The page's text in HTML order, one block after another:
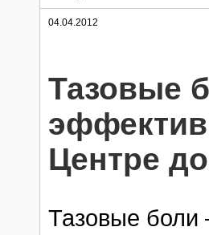
04.04.2012
Тазовые
Центре
Тазовые боли